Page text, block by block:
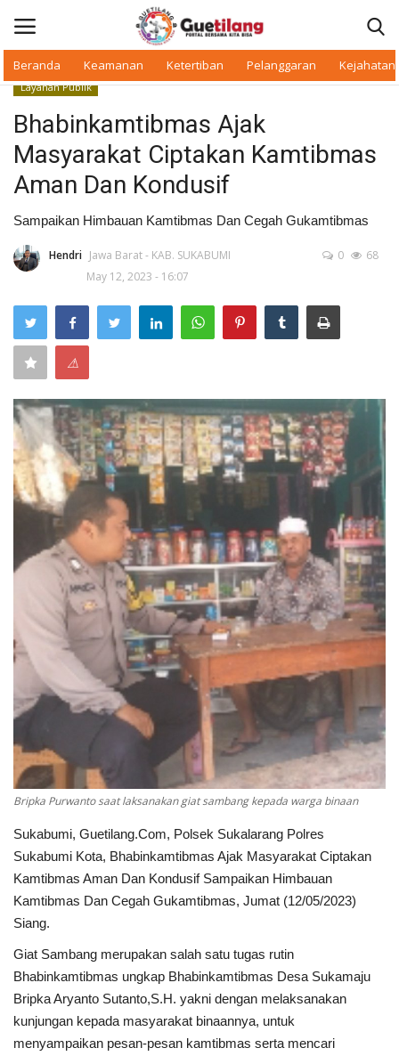
Beranda Keamanan Ketertiban Pelanggaran Kejahatan
Beranda
Makan Bergizi
Pelanggaran
Ketertiban
Keamanan
Kejahatan
Cybers Event
UMKM & Ekonomi Kreatif
Pekerja Migran Indonesia
Ekonomi
Pendidikan
Informasi Journalism
Olahraga
Kesehatan
Layanan Publik
Perempuan/Anak
Layanan Publik
Bhabinkamtibmas Ajak
Masyarakat Ciptakan Kamtibmas
Aman Dan Kondusif
Sampaikan Himbauan Kamtibmas Dan Cegah Gukamtibmas
Hendri Jawa Barat - KAB. SUKABUMI
May 12, 2023 - 16:07
0 68
⚠
Bripka Purwanto saat laksanakan giat sambang kepada warga binaan
Sukabumi, Guetilang.Com, Polsek Sukalarang Polres
Sukabumi Kota, Bhabinkamtibmas Ajak Masyarakat Ciptakan
Kamtibmas Aman Dan Kondusif Sampaikan Himbauan
Kamtibmas Dan Cegah Gukamtibmas, Jumat (12/05/2023)
Siang.
Giat Sambang merupakan salah satu tugas rutin
Bhabinkamtibmas ungkap Bhabinkamtibmas Desa Sukamaju
Bripka Aryanto Sutanto,S.H. yakni dengan melaksanakan
kunjungan kepada masyarakat binaannya, untuk
menyampaikan pesan-pesan kamtibmas serta mencari